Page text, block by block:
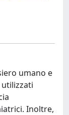
umano e
Inoltre,